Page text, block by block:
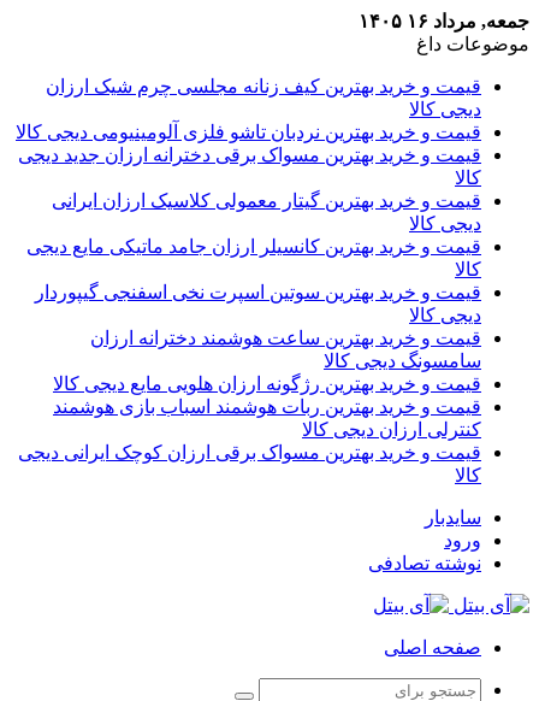
جمعه, مرداد ۱۶ ۱۴۰۵
موضوعات داغ
قیمت و خرید بهترین کیف زنانه مجلسی چرم شیک ارزان
دیجی کالا
قیمت و خرید بهترین نردبان تاشو فلزی آلومینیومی دیجی کالا
قیمت و خرید بهترین مسواک برقی دخترانه ارزان جدید دیجی
کالا
قیمت و خرید بهترین گیتار معمولی کلاسیک ارزان ایرانی
دیجی کالا
قیمت و خرید بهترین کانسیلر ارزان جامد ماتیکی مایع دیجی
کالا
قیمت و خرید بهترین سوتین اسپرت نخی اسفنجی گیپوردار
دیجی کالا
قیمت و خرید بهترین ساعت هوشمند دخترانه ارزان
سامسونگ دیجی کالا
قیمت و خرید بهترین رژگونه ارزان هلویی مایع دیجی کالا
قیمت و خرید بهترین ربات هوشمند اسباب بازی هوشمند
کنترلی ارزان دیجی کالا
قیمت و خرید بهترین مسواک برقی ارزان کوچک ایرانی دیجی
کالا
سایدبار
ورود
نوشته تصادفی
صفحه اصلی